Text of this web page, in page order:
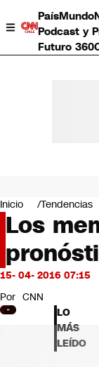
PaísMundo
Podcast y
Futuro 360
Negocios
Deportes
Programas
Cultura
Servicios
Bits
CNN Data
CNN tiempo
Futuro 360
Inicio Tendencias
Los
15- 04- 2016 07:15
Por CNN
LO
MÁS
LEÍDO